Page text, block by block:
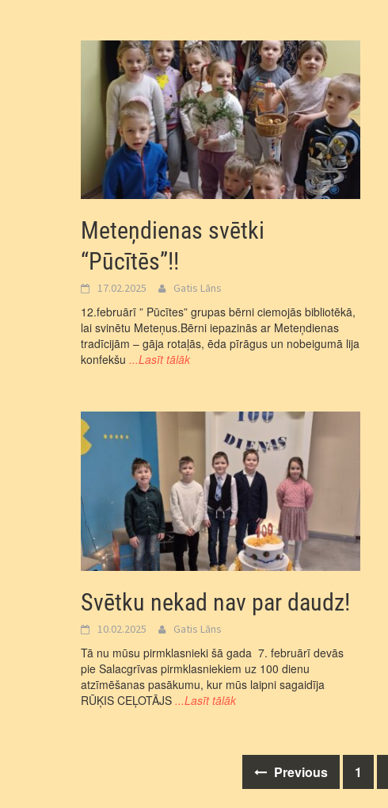
Meteņdienas svētki
“Pūcītēs”!!
17.02.2025 Gatis Lāns
12.februārī ” Pūcītes” grupas bērni ciemojās bibliotēkā,
lai svinētu Meteņus.Bērni iepazinās ar Meteņdienas
tradīcijām – gāja rotaļās, ēda pīrāgus un nobeigumā lija
konfekšu ...Lasīt tālāk
Svētku nekad nav par daudz!
10.02.2025 Gatis Lāns
Tā nu mūsu pirmklasnieki šā gada 7. februārī devās
pie Salacgrīvas pirmklasniekiem uz 100 dienu
atzīmēšanas pasākumu, kur mūs laipni sagaidīja
RŪĶIS CEĻOTĀJS ...Lasīt tālāk
Previous 1